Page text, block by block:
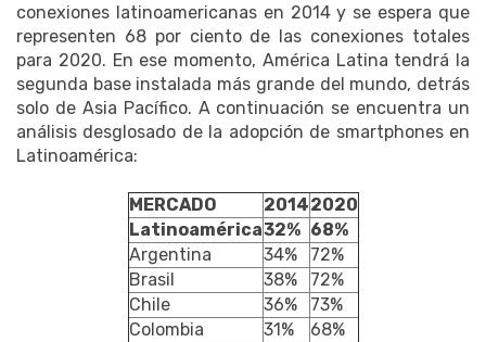
conexiones latinoamericanas en 2014 y se espera que
representen 68 por ciento de las conexiones totales
para 2020. En ese momento, América Latina tendrá la
segunda base instalada más grande del mundo, detrás
solo de Asia Pacífico. A continuación se encuentra un
análisis desglosado de la adopción de smartphones en
Latinoamérica:
MERCADO 20142020
Latinoamérica32% 68%
Argentina
34%
72%
Brasil
38%
72%
Chile
36%
73%
Colombia
31%
68%